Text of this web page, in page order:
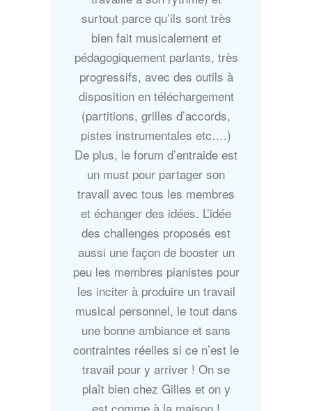
surtout parce qu’ils sont très
bien fait musicalement et
pédagogiquement parlants, très
progressifs, avec des outils à
disposition en téléchargement
(partitions, grilles d’accords,
pistes instrumentales etc….)
De plus, le forum d’entraide est
un must pour partager son
travail avec tous les membres
et échanger des idées. L’idée
des challenges proposés est
aussi une façon de booster un
peu les membres pianistes pour
les inciter à produire un travail
musical personnel, le tout dans
une bonne ambiance et sans
contraintes réelles si ce n’est le
travail pour y arriver ! On se
plaît bien chez Gilles et on y